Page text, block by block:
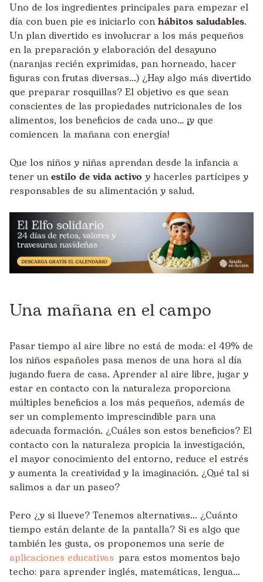
Uno de los ingredientes principales para empezar el
día con buen pie es iniciarlo conhábitos saludables.
Un plan divertido es involucrar a los más pequeños
en la preparación y elaboración del desayuno
(naranjas recién exprimidas, pan horneado, hacer
figuras con frutas diversas...) ¿Hay algo más divertido
que preparar rosquillas? El objetivo es que sean
conscientes de las propiedades nutricionales de los
alimentos, los beneficios de cada uno… ¡y que
comiencen la mañana con energía!
Que los niños y niñas aprendan desde la infancia a
tener unestilo de vida activo y hacerles partícipes y
responsables de su alimentación y salud.
Una mañana en el campo
Pasar tiempo al aire libre no está de moda: el 49% de
los niños españoles pasa menos de una hora al día
jugando fuera de casa. Aprender al aire libre, jugar y
estar en contacto con la naturaleza proporciona
múltiples beneficios a los más pequeños, además de
ser un complemento imprescindible para una
adecuada formación. ¿Cuáles son estos beneficios? El
contacto con la naturaleza propicia la investigación,
el mayor conocimiento del entorno, reduce el estrés
y aumenta la creatividad y la imaginación. ¿Qué tal si
salimos a dar un paseo?
Pero ¿y si llueve? Tenemos alternativas... ¿Cuánto
tiempo están delante de la pantalla? Si es algo que
también les gusta, os proponemos una serie de
aplicaciones educativas para estos momentos bajo
techo: para aprender inglés, matemáticas, lengua...